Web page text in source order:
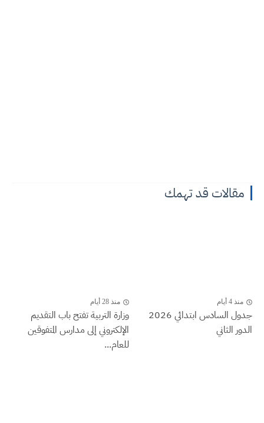
مقالات قد تهمك
منذ 4 أيام
جدول السادس ابتدائي 2026
الدور الثاني
منذ 28 أيام
وزارة التربية تفتح باب التقديم
الإلكتروني إلى مدارس المتفوقين
للعام...